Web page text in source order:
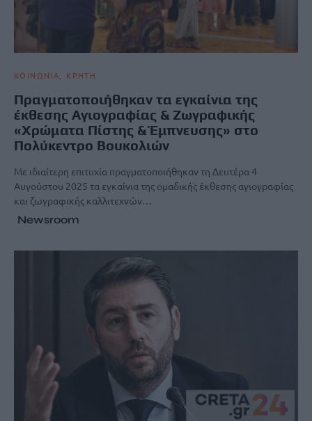
ΚΟΙΝΩΝΙΑ ΚΡΗΤΗ
Πραγματοποιήθηκαν τα εγκαίνια της
έκθεσης Αγιογραφίας & Ζωγραφικής
«Χρώματα Πίστης & Έμπνευσης» στο
Πολύκεντρο Βουκολιών
Με ιδιαίτερη επιτυχία πραγματοποιήθηκαν τη Δευτέρα 4
Αυγούστου 2025 τα εγκαίνια της ομαδικής έκθεσης αγιογραφίας
και ζωγραφικής καλλιτεχνών…
Newsroom